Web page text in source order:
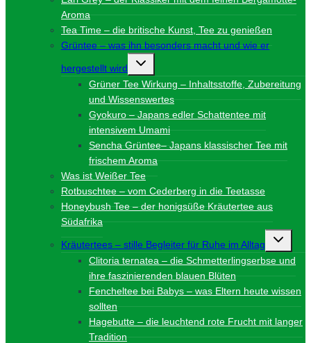
Aroma
Tea Time – die britische Kunst, Tee zu genießen
Grüntee – was ihn besonders macht und wie er
hergestellt wird
Untermenü
umschalten
Grüner Tee Wirkung – Inhaltsstoffe, Zubereitung
und Wissenswertes
Gyokuro – Japans edler Schattentee mit
intensivem Umami
Sencha Grüntee– Japans klassischer Tee mit
frischem Aroma
Was ist Weißer Tee
Rotbuschtee – vom Cederberg in die Teetasse
Honeybush Tee – der honigsüße Kräutertee aus
Südafrika
Kräutertees – stille Begleiter für Ruhe im Alltag
Clitoria ternatea – die Schmetterlingserbse und
ihre faszinierenden blauen Blüten
Fencheltee bei Babys – was Eltern heute wissen
sollten
Hagebutte – die leuchtend rote Frucht mit langer
Tradition